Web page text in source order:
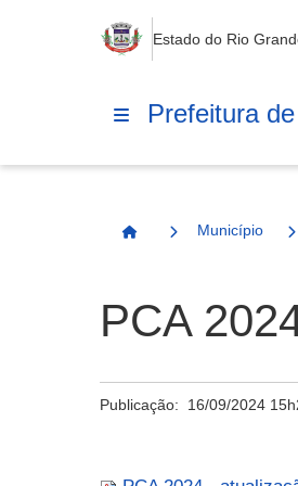
Estado do Rio
Prefeitura
Página Inicial
Município
PCA
Publicação: 16/09/2024